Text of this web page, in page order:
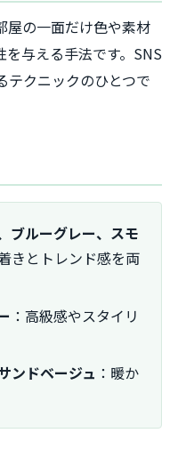
屋の一面だけ色や素材
与える手法です。SNS
テクニックのひとつで
ブルーグレー、スモ
きとトレンド感を両
：高級感やスタイリ
ンドベージュ ：暖か